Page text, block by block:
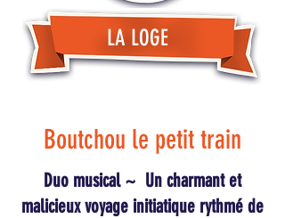
LA LOGE
Boutchou le petit train
Duo musical ~ Un charmant et
malicieux voyage initiatique rythmé de